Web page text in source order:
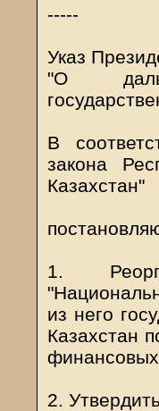
-----
Указ
"О
В
закона
Казахстан"
1.
из него
Казахстан
2.